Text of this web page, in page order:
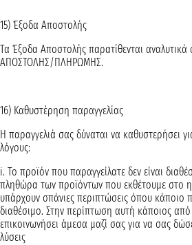
15) Έξοδα Αποστολής
Τα Έξοδα Αποστολής παρατίθενται αναλυτικά
ΑΠΟΣΤΟΛΗΣ/ΠΛΗΡΩΜΗΣ.
16) Καθυστέρηση παραγγελίας
Η παραγγελιά σας δύναται να καθυστερήσει
λόγους:
i. Το προϊόν που παραγγείλατε δεν είναι
πληθώρα των προϊόντων που εκθέτουμε στο
υπάρχουν σπάνιες περιπτώσεις όπου κάποιο
διαθέσιμο. Στην περίπτωση αυτή κάποιος
επικοινωνήσει άμεσα μαζί σας για να σας
λύσεις